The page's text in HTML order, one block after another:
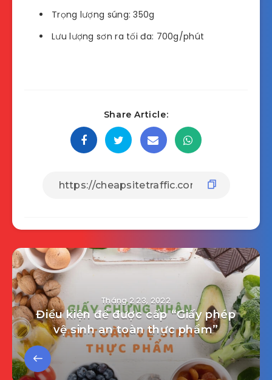
Trọng lượng súng: 350g
Lưu lượng sơn ra tối đa: 700g/phút
Share Article:
Tháng 2 23, 2022
Điều kiện để được cấp “Giấy phép
vệ sinh an toàn thực phẩm”